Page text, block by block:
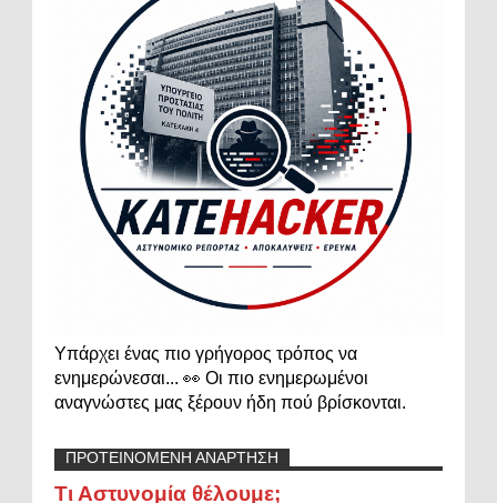
Υπάρχει ένας πιο γρήγορος τρόπος να
ενημερώνεσαι... 👀 Οι πιο ενημερωμένοι
αναγνώστες μας ξέρουν ήδη πού βρίσκονται.
ΠΡΟΤΕΙΝΟΜΕΝΗ ΑΝΑΡΤΗΣΗ
Τι Αστυνομία θέλουμε;